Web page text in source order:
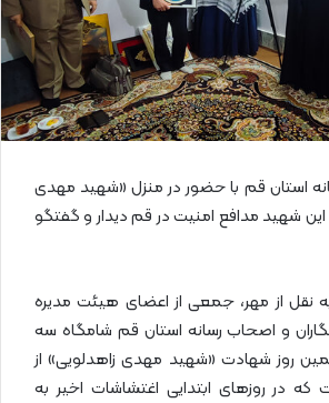
استان قم با حضور در منزل «شهید مهدی
این شهید مدافع امنیت در قم دیدار و گفتگو
نقل از مهر، جمعی از اعضای هیئت مدیره
و اصحاب رسانه استان قم شامگاه سه
روز شهادت «شهید مهدی زاهدلویی» از
در روزهای ابتدایی اغتشاشات اخیر به